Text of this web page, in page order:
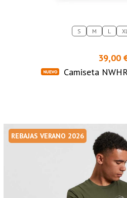
S M L XL
39,00
Camiseta
REBAJAS VERANO 2026